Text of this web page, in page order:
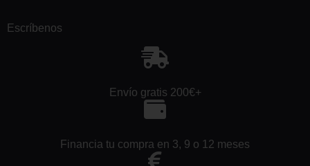
Escríbenos
Envío gratis 200€+
Financia tu compra en 3, 9 o 12 meses